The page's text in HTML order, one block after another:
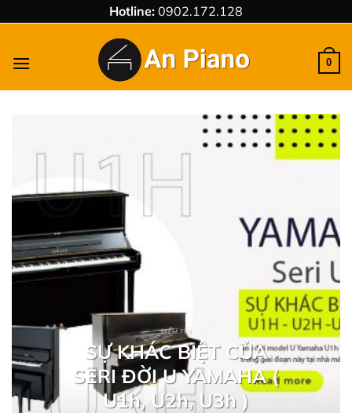
đến
dung
Hotline: 0902.172.128
0
ĐIỂM TIN
SỰ KHÁC BIỆT CỦA
SERI ĐỜI U YAMAHA (
U1h, U2h, U3h )